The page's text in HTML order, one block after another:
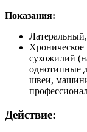
Показания:
Хроническое
сухожилий
однотипные
швеи,
Действие: